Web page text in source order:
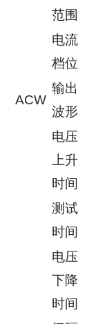
ACW
范围
电流
档位
输出
波形
电压
上升
时间
测试
时间
电压
下降
时间